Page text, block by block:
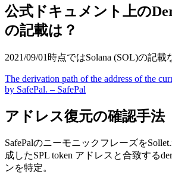
公式ドキュメント上の
の記載は？
2021/09/01時点ではSolana (SOL)の記載
The derivation path of the address of the
by SafePal. – SafePal
アドレス復元の確認手法
SafePalのニーモニックフレーズを
成したSPL token アドレスと合致する
ンを特定。